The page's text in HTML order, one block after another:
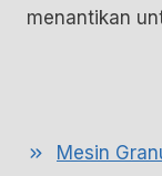
menantikan
Mesin